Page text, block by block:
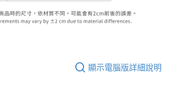
顯示電腦版詳細說明